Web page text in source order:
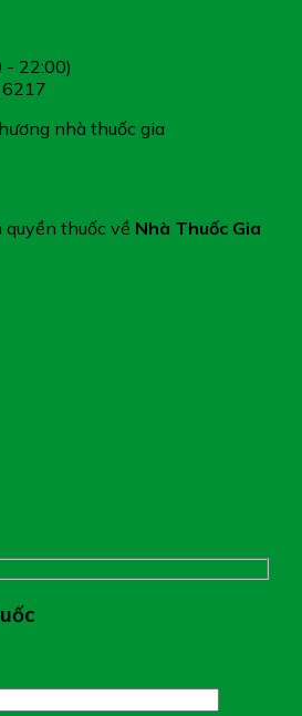
- 22:00)
6217
thuốc về Nhà Thuốc Gia